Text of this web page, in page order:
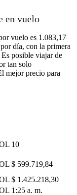
en vuelo
vuelo es 1.083,17
día, con la primera
posible viajar de
tan solo
mejor precio para
10
$ 599.719,84
$ 1.425.218,30
1:25 a. m.